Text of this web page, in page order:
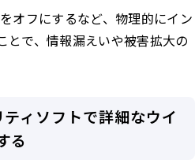
オフにするなど、物理的にイン
とで、情報漏えいや被害拡大の
ィソフトで詳細なウイ
る